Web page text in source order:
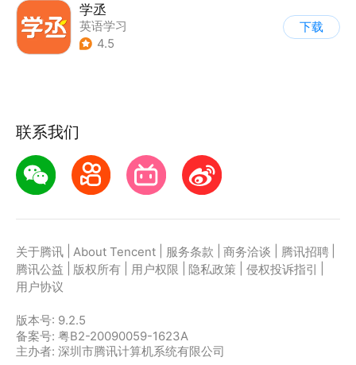
学丞
英语学习
4.5
下载
联系我们
关于腾讯 About Tencent 服务条款 商务洽谈 腾讯招聘
腾讯公益
版权所有 用户权限 隐私政策 侵权投诉指引
用户协议
版本号: 9.2.5
备案号: 粤B2-20090059-1623A
主办者: 深圳市腾讯计算机系统有限公司